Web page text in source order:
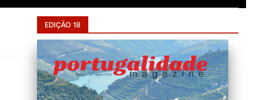
EDIÇÃO 18